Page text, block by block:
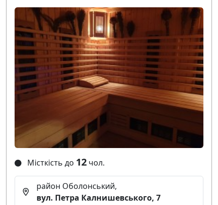
Місткість до 12 чол.
район Оболонський,
вул. Петра Калнишевського, 7